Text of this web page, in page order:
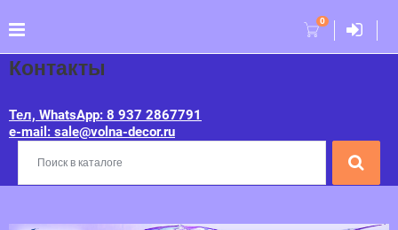
0
Контакты
Тел, WhatsApp: 8 937 2867791
e-mail: sale@volna-decor.ru